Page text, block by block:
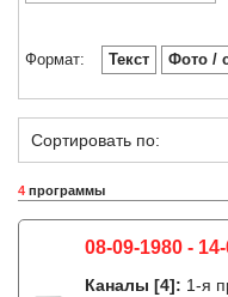
Формат: Текст Фото /
Сортировать по:
4 программы
08-09-1980 -
Каналы [4]: 1-я